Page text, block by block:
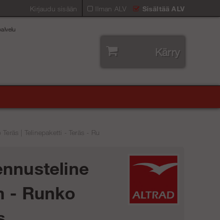
Ilman ALV Sisältää ALV
Kirjaudu sisään
Kärry
| Telinepaketti - Teräs - Ru
- Runko